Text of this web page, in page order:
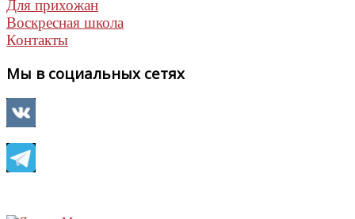
Для прихожан
Воскресная школа
Контакты
Мы в социальных сетях